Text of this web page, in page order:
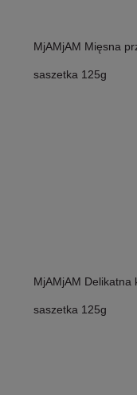
MjAMjAM Mięsna
saszetka 125g
MjAMjAM Delikatna
saszetka 125g